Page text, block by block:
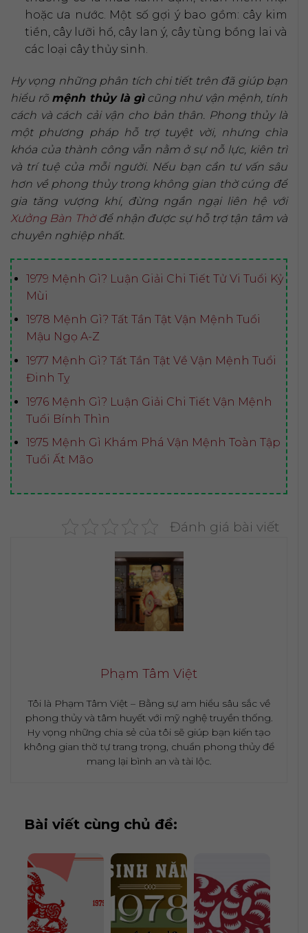
hoặc ưa nước. Một số gợi ý bao gồm: cây kim
tiền, cây lưỡi hổ, cây lan ý, cây tùng bồng lai và
các loại cây thủy sinh.
Hy vọng những phân tích chi tiết trên đã giúp bạn
hiểu rõ mệnh thủy là gìcũng như vận mệnh, tính
cách và cách cải vận cho bản thân. Phong thủy là
một phương pháp hỗ trợ tuyệt vời, nhưng chìa
khóa của thành công vẫn nằm ở sự nỗ lực, kiên trì
và trí tuệ của mỗi người. Nếu bạn cần tư vấn sâu
hơn về phong thủy trong không gian thờ cúng để
gia tăng vượng khí, đừng ngần ngại liên hệ với
Xưởng Bàn Thờđể nhận được sự hỗ trợ tận tâm và
chuyên nghiệp nhất.
1979 Mệnh Gì? Luận Giải Chi Tiết Tử Vi Tuổi Kỷ
Mùi
1978 Mệnh Gì? Tất Tần Tật Vận Mệnh Tuổi
Mậu Ngọ A-Z
1977 Mệnh Gì? Tất Tần Tật Về Vận Mệnh Tuổi
Đinh Tỵ
1976 Mệnh Gì? Luận Giải Chi Tiết Vận Mệnh
Tuổi Bính Thìn
1975 Mệnh Gì Khám Phá Vận Mệnh Toàn Tập
Tuổi Ất Mão
Đánh giá bài viết
Phạm Tâm Việt
Tôi là Phạm Tâm Việt – Bằng sự am hiểu sâu sắc về
phong thủy và tâm huyết với mỹ nghệ truyền thống.
Hy vọng những chia sẻ của tôi sẽ giúp bạn kiến tạo
không gian thờ tự trang trọng, chuẩn phong thủy để
mang lại bình an và tài lộc.
Bài viết cùng chủ đề: